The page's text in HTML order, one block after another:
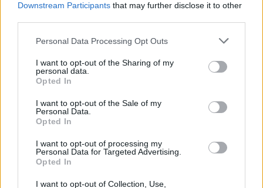
Downstream Participants that may further disclose it to other
Personal Data Processing Opt Outs
I want to opt-out of the Sharing of my
personal data.
Opted In
I want to opt-out of the Sale of my
Personal Data.
Opted In
I want to opt-out of processing my
Personal Data for Targeted Advertising.
Opted In
I want to opt-out of Collection, Use,
scena vaizduotų, kaip gatvės prekeivis
pribėga prie G.Bundchen, norėdamas
parduoti jai maudymosi kostiumėlį.
„Popieriuje viskas buvo tobula. Tačiau per
repeticiją vakar tai nesuveikė, – rašo
skiltininkas. – Tai stebintiems sudarė įspūdį,